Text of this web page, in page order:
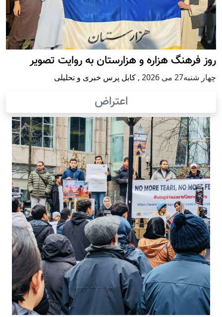
روز فرهنگ هزاره و هزارستان به روایت تصویر
چهار شنبه27 می 2026 , کابل پرس خبری و تحلیلی
اعتراض